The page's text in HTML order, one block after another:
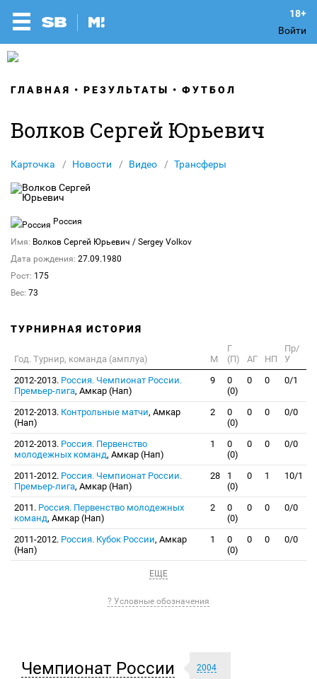
Войти
ГЛАВНАЯ РЕЗУЛЬТАТЫ ФУТБОЛ
Волков Сергей Юрьевич
Карточка Новости Видео Трансферы
Россия
Имя: Волков Сергей Юрьевич / Sergey Volkov
Дата рождения: 27.09.1980
Рост: 175
Вес: 73
ТУРНИРНАЯ ИСТОРИЯ
Год. Турнир, команда (амплуа) М
Г
(П)
АГ НП
Пр/
У
2012-2013. Россия. Чемпионат России.
Премьер-лига, Амкар (Нап)
9
0
(0)
0 0 0/1
2012-2013. Контрольные матчи, Амкар
(Нап)
2
0
(0)
0 0 0/0
2012-2013. Россия. Первенство
молодежных команд, Амкар (Нап)
1
0
(0)
0 0 0/0
2011-2012. Россия. Чемпионат России.
Премьер-лига, Амкар (Нап)
28
1
(0)
0 1 10/1
2011. Россия. Первенство молодежных
команд, Амкар (Нап)
2
0
(0)
0 0 0/0
2011-2012. Россия. Кубок России, Амкар
(Нап)
1
0
(0)
0 0 0/0
ЕЩЕ
? Условные обозначения
Чемпионат России 2004